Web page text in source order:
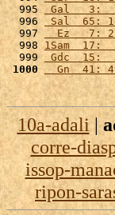
  995
Gal   3:
  996
Sal  65:
  997
Ez   7:
  998
1Sam  17:
  999
Gdc  15:
1000
Gn  41:
10a-adali|
corre-
issop-
ripon-